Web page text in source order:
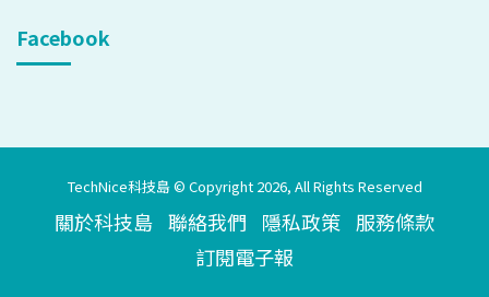
Facebook
TechNice科技島 © Copyright 2026, All Rights Reserved
關於科技島 聯絡我們 隱私政策 服務條款
訂閱電子報